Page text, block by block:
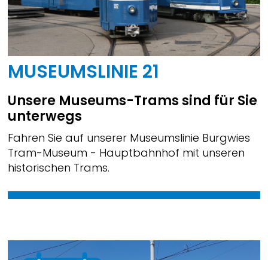
MUSEUMSLINIE 21
Unsere Museums-Trams sind für Sie
unterwegs
Fahren Sie auf unserer Museumslinie Burgwies
Tram-Museum - Hauptbahnhof mit unseren
historischen Trams.